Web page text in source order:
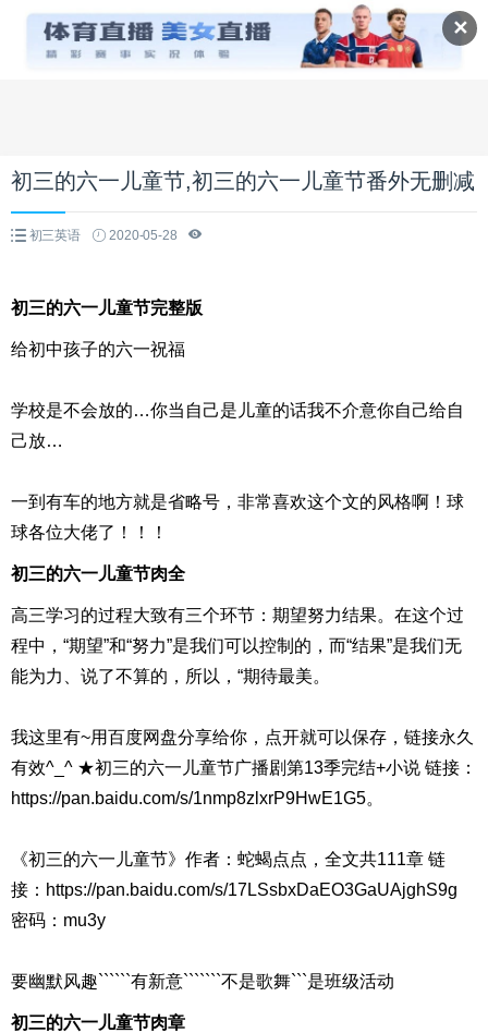
✕
初三的六一儿童节,初三的六一儿童节番外无删减
初三英语 2020-05-28
初三的六一儿童节完整版
给初中孩子的六一祝福
学校是不会放的…你当自己是儿童的话我不介意你自己给自
己放…
一到有车的地方就是省略号，非常喜欢这个文的风格啊！球
球各位大佬了！！！
初三的六一儿童节肉全
高三学习的过程大致有三个环节：期望努力结果。在这个过
程中，“期望”和“努力”是我们可以控制的，而“结果”是我们无
能为力、说了不算的，所以，“期待最美。
我这里有~用百度网盘分享给你，点开就可以保存，链接永久
有效^_^ ★初三的六一儿童节广播剧第13季完结+小说 链接：
https://pan.baidu.com/s/1nmp8zlxrP9HwE1G5。
《初三的六一儿童节》作者：蛇蝎点点，全文共111章 链
接：https://pan.baidu.com/s/17LSsbxDaEO3GaUAjghS9g
密码：mu3y
要幽默风趣``````有新意```````不是歌舞```是班级活动
初三的六一儿童节肉章